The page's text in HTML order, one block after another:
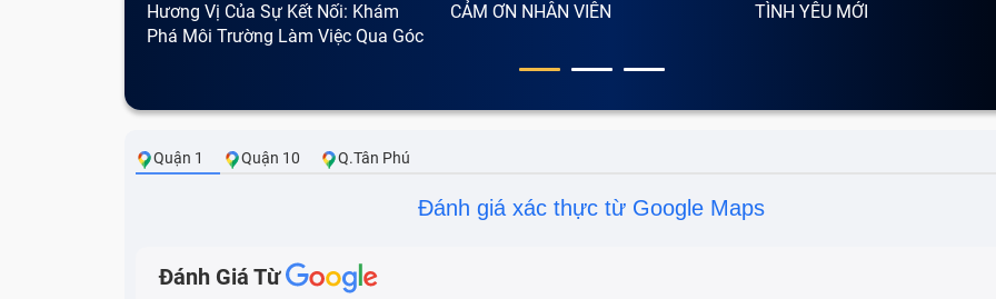
Hương Vị Của Sự Kết Nối: Khám
Phá Môi Trường Làm Việc Qua Góc
CẢM ƠN NHÂN VIÊN TÌNH YÊU MỚI
Quận 1 Quận 10 Q.Tân Phú
Đánh giá xác thực từ Google Maps
Đánh Giá Từ